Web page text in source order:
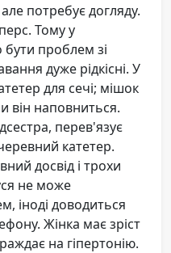
потребує догляду.
Тому у
проблем зі
дуже рідкісні. У
для сечі; мішок
він наповниться.
перев'язує
катетер.
досвід і трохи
не може
іноді доводиться
Жінка має зріст
на гіпертонію.